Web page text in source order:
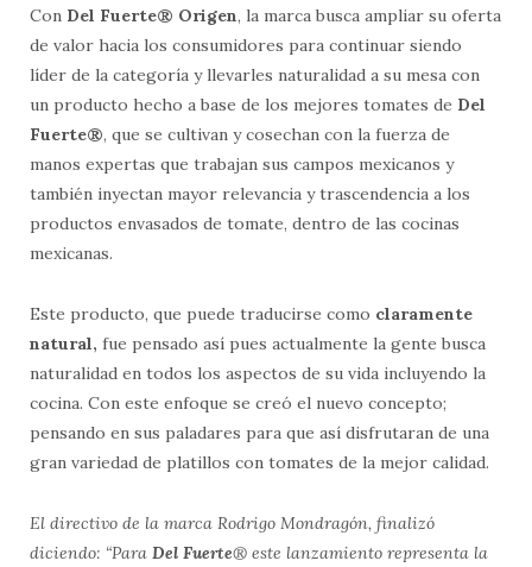
Con Del Fuerte® Origen, la marca busca ampliar su oferta
de valor hacia los consumidores para continuar siendo
líder de la categoría y llevarles naturalidad a su mesa con
un producto hecho a base de los mejores tomates de Del
Fuerte®, que se cultivan y cosechan con la fuerza de
manos expertas que trabajan sus campos mexicanos y
también inyectan mayor relevancia y trascendencia a los
productos envasados de tomate, dentro de las cocinas
mexicanas.
Este producto, que puede traducirse como claramente
natural, fue pensado así pues actualmente la gente busca
naturalidad en todos los aspectos de su vida incluyendo la
cocina. Con este enfoque se creó el nuevo concepto;
pensando en sus paladares para que así disfrutaran de una
gran variedad de platillos con tomates de la mejor calidad.
El directivo de la marca Rodrigo Mondragón, finalizó
diciendo: “Para Del Fuerte® este lanzamiento representa la